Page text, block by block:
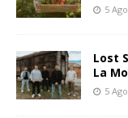
5
Lost
La
5